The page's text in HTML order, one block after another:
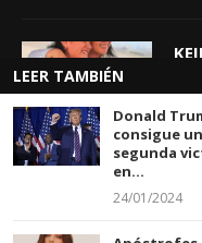
de
LEER TAMBIÉN
Donald
consigue
segunda
en...
24/01/2024